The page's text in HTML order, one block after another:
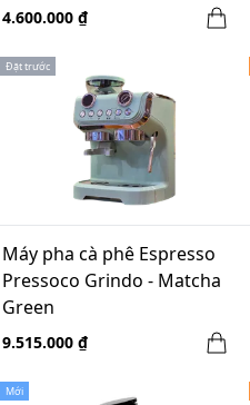
4.600.000 ₫
Đặt trước
Máy pha cà phê Espresso
Pressoco Grindo - Matcha
Green
9.515.000 ₫
Mới